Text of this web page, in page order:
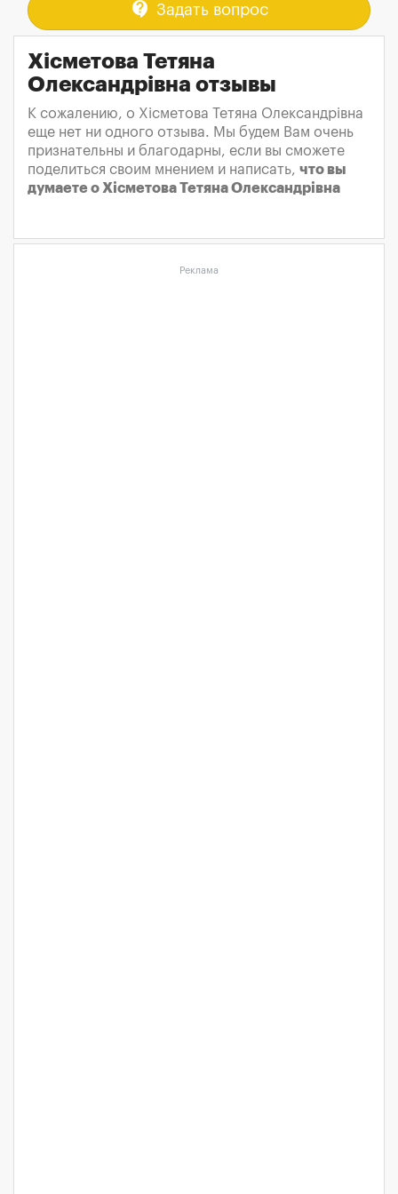
contact_support Задать вопрос
Хісметова Тетяна
Олександрівна отзывы
К сожалению, о Хісметова Тетяна Олександрівна
еще нет ни одного отзыва. Мы будем Вам очень
признательны и благодарны, если вы сможете
поделиться своим мнением и написать, что вы
думаете о Хісметова Тетяна Олександрівна
Реклама